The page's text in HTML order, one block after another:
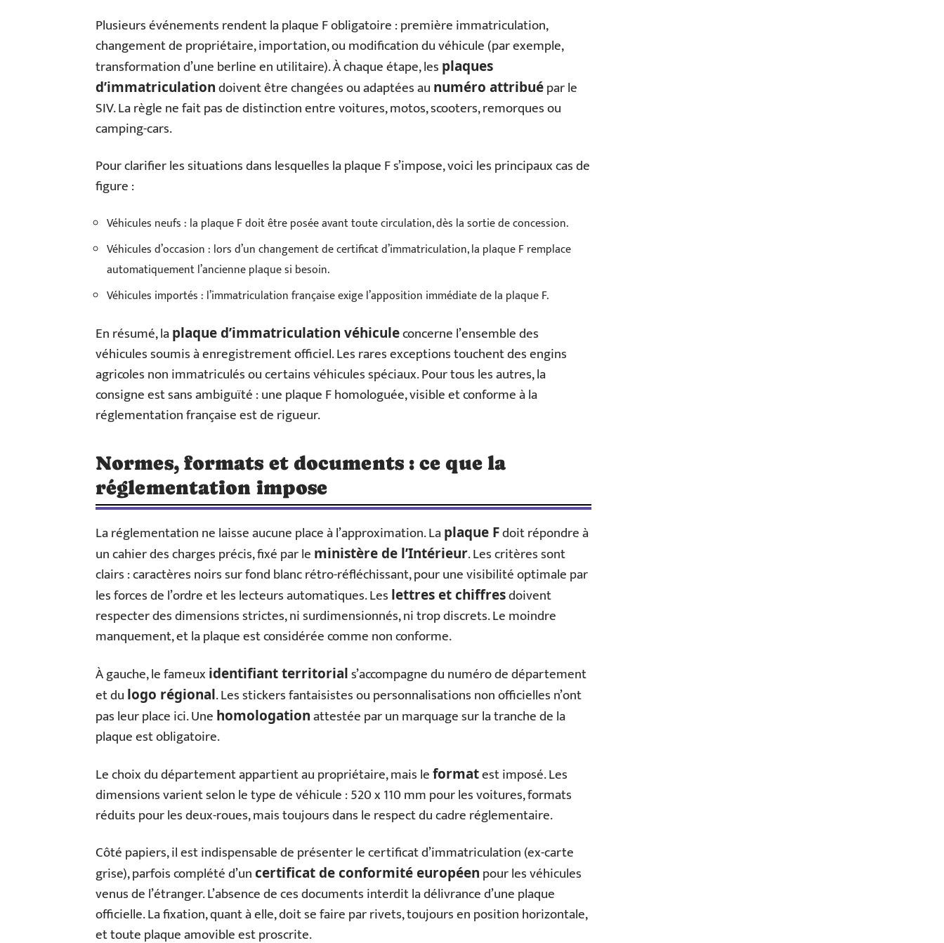
Plusieurs événements rendent la plaque F obligatoire : première immatriculation,
changement de propriétaire, importation, ou modification du véhicule (par exemple,
transformation d’une berline en utilitaire). À chaque étape, les plaques
d’immatriculationdoivent être changées ou adaptées au numéro attribuépar le
SIV. La règle ne fait pas de distinction entre voitures, motos, scooters, remorques ou
camping-cars.
Pour clarifier les situations dans lesquelles la plaque F s’impose, voici les principaux cas de
figure :
Véhicules neufs : la plaque F doit être posée avant toute circulation, dès la sortie de concession.
Véhicules d’occasion : lors d’un changement de certificat d’immatriculation, la plaque F remplace
automatiquement l’ancienne plaque si besoin.
Véhicules importés : l’immatriculation française exige l’apposition immédiate de la plaque F.
En résumé, laplaque d’immatriculation véhiculeconcerne l’ensemble des
véhicules soumis à enregistrement officiel. Les rares exceptions touchent des engins
agricoles non immatriculés ou certains véhicules spéciaux. Pour tous les autres, la
consigne est sans ambiguïté : une plaque F homologuée, visible et conforme à la
réglementation française est de rigueur.
Normes, formats et documents : ce que la
réglementation impose
La réglementation ne laisse aucune place à l’approximation. Laplaque Fdoit répondre à
un cahier des charges précis, fixé par le ministère de l’Intérieur. Les critères sont
clairs : caractères noirs sur fond blanc rétro-réfléchissant, pour une visibilité optimale par
les forces de l’ordre et les lecteurs automatiques. Les lettres et chiffresdoivent
respecter des dimensions strictes, ni surdimensionnés, ni trop discrets. Le moindre
manquement, et la plaque est considérée comme non conforme.
À gauche, le fameux identifiant territorials’accompagne du numéro de département
et du logo régional. Les stickers fantaisistes ou personnalisations non officielles n’ont
pas leur place ici. Une homologationattestée par un marquage sur la tranche de la
plaque est obligatoire.
Le choix du département appartient au propriétaire, mais leformatest imposé. Les
dimensions varient selon le type de véhicule : 520 x 110 mm pour les voitures, formats
réduits pour les deux-roues, mais toujours dans le respect du cadre réglementaire.
Côté papiers, il est indispensable de présenter le certificat d’immatriculation (ex-carte
grise), parfois complété d’uncertificat de conformité européen pour les véhicules
venus de l’étranger. L’absence de ces documents interdit la délivrance d’une plaque
officielle. La fixation, quant à elle, doit se faire par rivets, toujours en position horizontale,
et toute plaque amovible est proscrite.